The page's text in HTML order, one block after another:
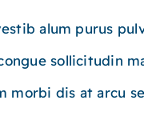
alum purus
sollicitudin
morbi dis at arcu